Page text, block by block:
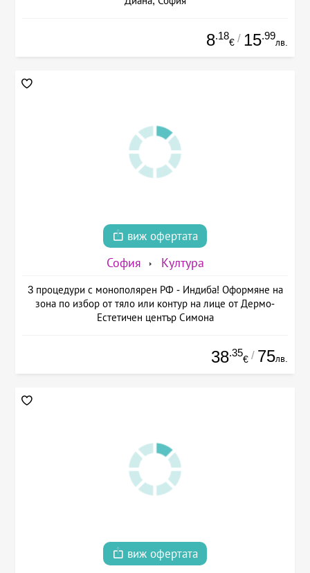
8.18
€ / 15.99
лв.
виж офертата
София Култура
3 процедури с монополярен РФ - Индиба! Оформяне на
зона по избор от тяло или контур на лице от Дермо-
Естетичен център Симона
38.35
€ / 75лв.
виж офертата